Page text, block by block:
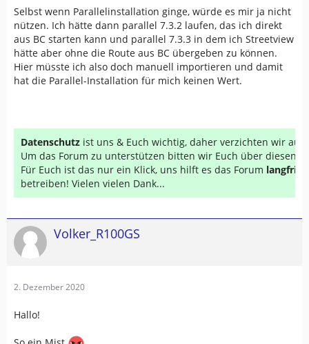
Selbst wenn Parallelinstallation ginge, würde es mir ja nicht
nützen. Ich hätte dann parallel 7.3.2 laufen, das ich direkt
aus BC starten kann und parallel 7.3.3 in dem ich Streetview
hätte aber ohne die Route aus BC übergeben zu können.
Hier müsste ich also doch manuell importieren und damit
hat die Parallel-Installation für mich keinen Wert.
Datenschutz ist uns & Euch wichtig, daher verzichten wir auf
Um das Forum zu unterstützen bitten wir Euch über diesen
Für Euch ist das nur ein Klick, uns hilft es das Forum
betreiben! Vielen vielen Dank...
Volker_R100GS
2. Dezember 2020
Hallo!